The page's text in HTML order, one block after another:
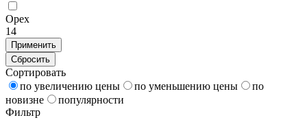
Орех
14
Применить
Сбросить
Сортировать
по увеличению цены
по уменьшению цены
по
новизне
популярности
Фильтр